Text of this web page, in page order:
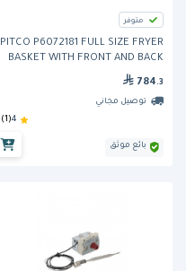
متوفر
PITCO P6072181 FULL SIZE FRYER
BASKET WITH FRONT AND BACK
HOOKS
784 .3
توصيل مجاني
بائع موثق
4
(1)